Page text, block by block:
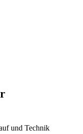
und Technik